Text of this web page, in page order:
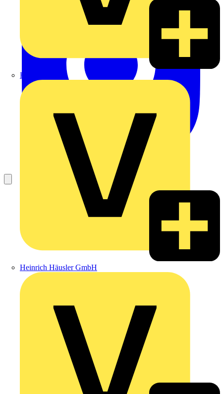
Hardy Schmitz
Heinrich Häusler GmbH